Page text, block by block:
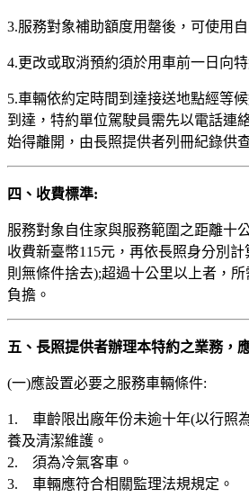
3.服務對象補助額度用罄後，可使用自
4.更改或取消預約須於用車前一日向
5.車輛依約定時間到達接送地點經等
到達，特約單位駕駛員需先以電話連
始得離開，由長照提供者列冊紀錄供
四、收費標準:
服務對象自住家與服務範圍之距離十
收費新臺幣115元，再依長照身分別
則無條件捨去);超過十公里以上者，
負擔。
五、長照提供者辦理本特約之業務，
(一)應設置必要之服務車輛條件:
1. 車齡限出廠年份未逾十年(以行照
養及清潔維護。
2. 須為冷氣客車。
3. 車輛應符合相關監理法規規定。